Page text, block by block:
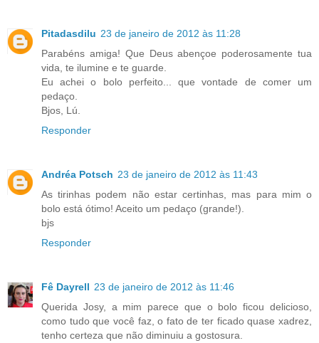
Pitadasdilu 23 de janeiro de 2012 às 11:28
Parabéns amiga! Que Deus abençoe poderosamente tua
vida, te ilumine e te guarde.
Eu achei o bolo perfeito... que vontade de comer um
pedaço.
Bjos, Lú.
Responder
Andréa Potsch 23 de janeiro de 2012 às 11:43
As tirinhas podem não estar certinhas, mas para mim o
bolo está ótimo! Aceito um pedaço (grande!).
bjs
Responder
Fê Dayrell 23 de janeiro de 2012 às 11:46
Querida Josy, a mim parece que o bolo ficou delicioso,
como tudo que você faz, o fato de ter ficado quase xadrez,
tenho certeza que não diminuiu a gostosura.